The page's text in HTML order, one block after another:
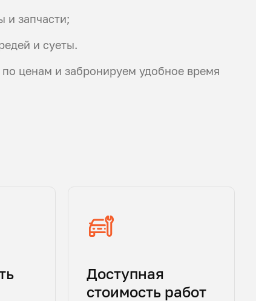
и запчасти;
и суеты.
ценам и забронируем удобное время
Доступная
стоимость работ